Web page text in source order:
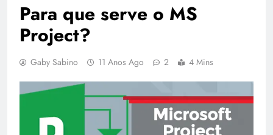
Para que serve o MS
Project?
Gaby Sabino 11 Anos Ago 2 4 Mins